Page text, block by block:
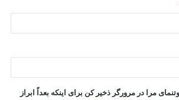
مرا در مرورگر ذخیر کن برای اینکه بعداً ابراز